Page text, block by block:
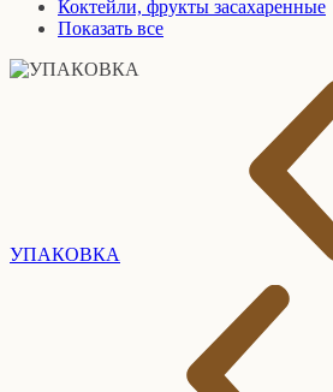
Коктейли, фрукты засахаренные
Показать все
УПАКОВКА